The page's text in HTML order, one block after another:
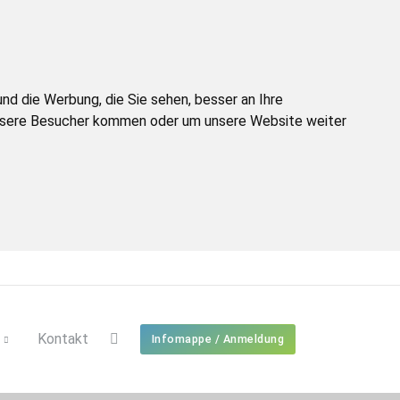
die Werbung, die Sie sehen, besser an Ihre
Besucher kommen oder um unsere Website weiter
Kontakt Infomappe / Anmeldung